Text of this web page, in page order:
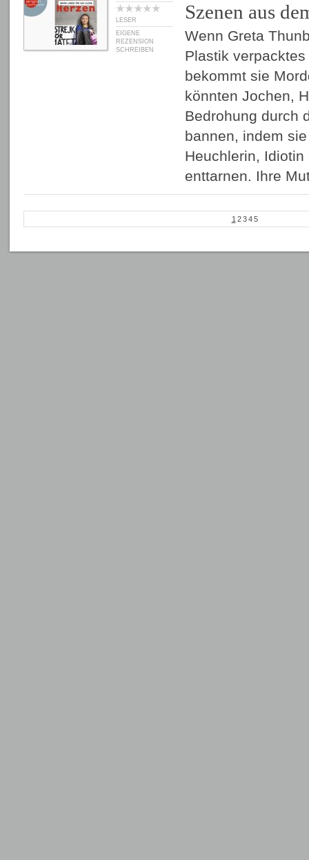
LESER
EIGENE
REZENSION
SCHREIBEN
Szenen aus
Wenn Greta
Plastik
bekommt sie
könnten Jochen,
Bedrohung durch
bannen, indem
Heuchlerin,
enttarnen. Ihre
1 2 3 4 5